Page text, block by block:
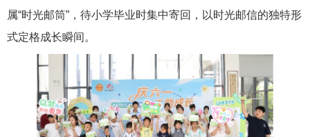
属“时光邮筒”，待小学毕业时集中寄回，以时光邮信的独特形
式定格成长瞬间。